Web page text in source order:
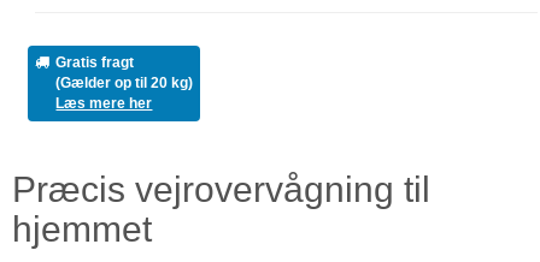
Gratis fragt
(Gælder op til 20 kg)
Læs mere her
Præcis vejrovervågning til
hjemmet